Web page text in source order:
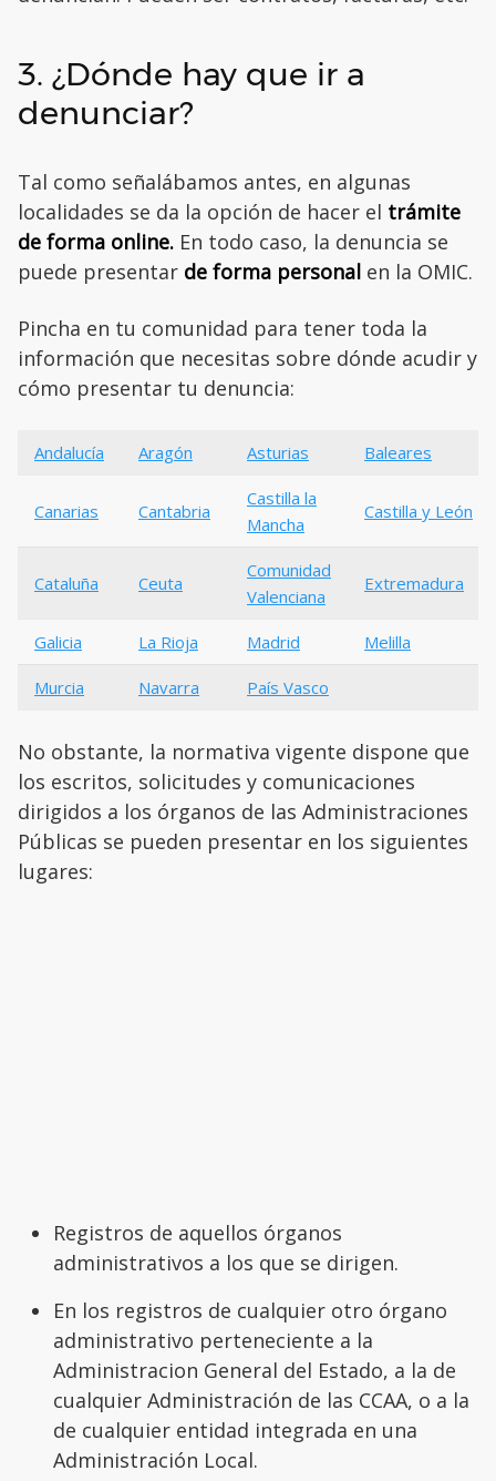
3. ¿Dónde hay que ir a
denunciar?
Tal como señalábamos antes, en algunas
localidades se da la opción de hacer el trámite
de forma online. En todo caso, la denuncia se
puede presentar de forma personal en la OMIC.
Pincha en tu comunidad para tener toda la
información que necesitas sobre dónde acudir y
cómo presentar tu denuncia:
Andalucía Aragón Asturias Baleares
Canarias Cantabria
Castilla la
Mancha
Castilla y León
Cataluña Ceuta
Comunidad
Valenciana
Extremadura
Galicia La Rioja Madrid Melilla
Murcia Navarra País Vasco
No obstante, la normativa vigente dispone que
los escritos, solicitudes y comunicaciones
dirigidos a los órganos de las Administraciones
Públicas se pueden presentar en los siguientes
lugares:
Registros de aquellos órganos
administrativos a los que se dirigen.
En los registros de cualquier otro órgano
administrativo perteneciente a la
Administracion General del Estado, a la de
cualquier Administración de las CCAA, o a la
de cualquier entidad integrada en una
Administración Local.